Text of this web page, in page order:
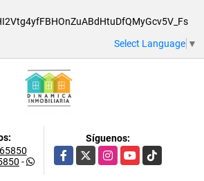
Select Language ▼
-
Síguenos:
Facebook
X InstagramYouTubeTikTok